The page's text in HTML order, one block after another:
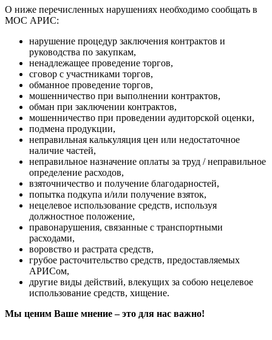
О ниже перечисленных нарушениях необходимо сообщать в
МОС АРИС:
нарушение процедур заключения контрактов и
руководства по закупкам,
ненадлежащее проведение торгов,
сговор с участниками торгов,
обманное проведение торгов,
мошенничество при выполнении контрактов,
обман при заключении контрактов,
мошенничество при проведении аудиторской оценки,
подмена продукции,
неправильная калькуляция цен или недостаточное
наличие частей,
неправильное назначение оплаты за труд / неправильное
определение расходов,
взяточничество и получение благодарностей,
попытка подкупа и/или получение взяток,
нецелевое использование средств, используя
должностное положение,
правонарушения, связанные с транспортными
расходами,
воровство и растрата средств,
грубое расточительство средств, предоставляемых
АРИСом,
другие виды действий, влекущих за собою нецелевое
использование средств, хищение.
Мы ценим Ваше мнение – это для нас важно!